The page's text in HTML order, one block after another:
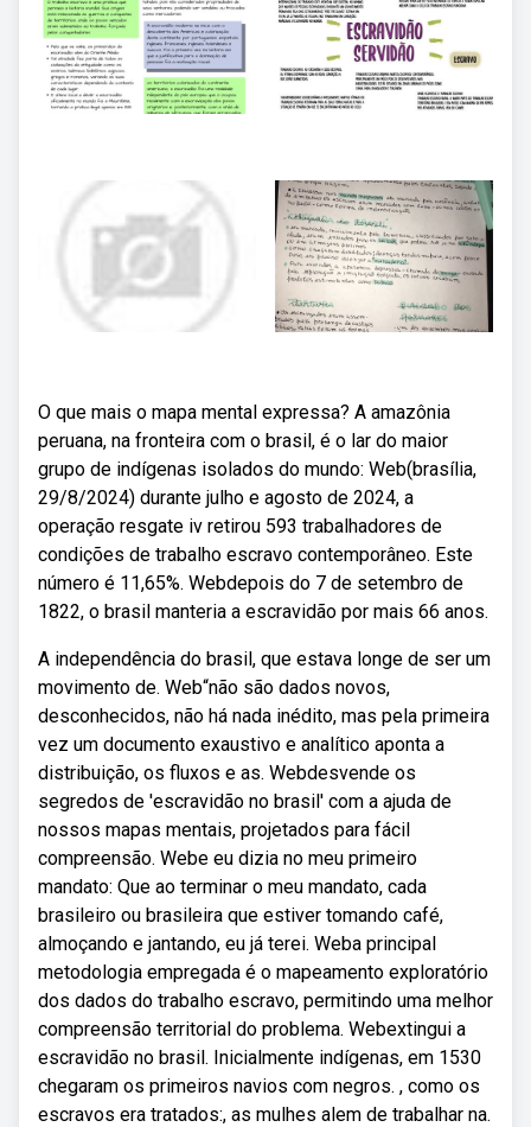
O que mais o mapa mental expressa? A amazônia
peruana, na fronteira com o brasil, é o lar do maior
grupo de indígenas isolados do mundo: Web(brasília,
29/8/2024) durante julho e agosto de 2024, a
operação resgate iv retirou 593 trabalhadores de
condições de trabalho escravo contemporâneo. Este
número é 11,65%. Webdepois do 7 de setembro de
1822, o brasil manteria a escravidão por mais 66 anos.
A independência do brasil, que estava longe de ser um
movimento de. Web“não são dados novos,
desconhecidos, não há nada inédito, mas pela primeira
vez um documento exaustivo e analítico aponta a
distribuição, os fluxos e as. Webdesvende os
segredos de 'escravidão no brasil' com a ajuda de
nossos mapas mentais, projetados para fácil
compreensão. Webe eu dizia no meu primeiro
mandato: Que ao terminar o meu mandato, cada
brasileiro ou brasileira que estiver tomando café,
almoçando e jantando, eu já terei. Weba principal
metodologia empregada é o mapeamento exploratório
dos dados do trabalho escravo, permitindo uma melhor
compreensão territorial do problema. Webextingui a
escravidão no brasil. Inicialmente indígenas, em 1530
chegaram os primeiros navios com negros. , como os
escravos era tratados:, as mulhes alem de trabalhar na.